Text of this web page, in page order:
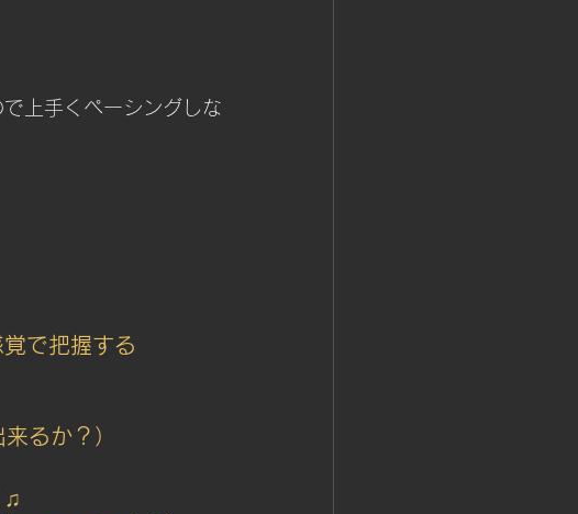
上手くペーシングしな
で把握する
るか？）
♫